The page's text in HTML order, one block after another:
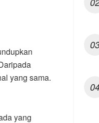
yang sama.
yang